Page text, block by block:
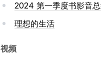
2024 第一季度书影音
理想的生活
视频